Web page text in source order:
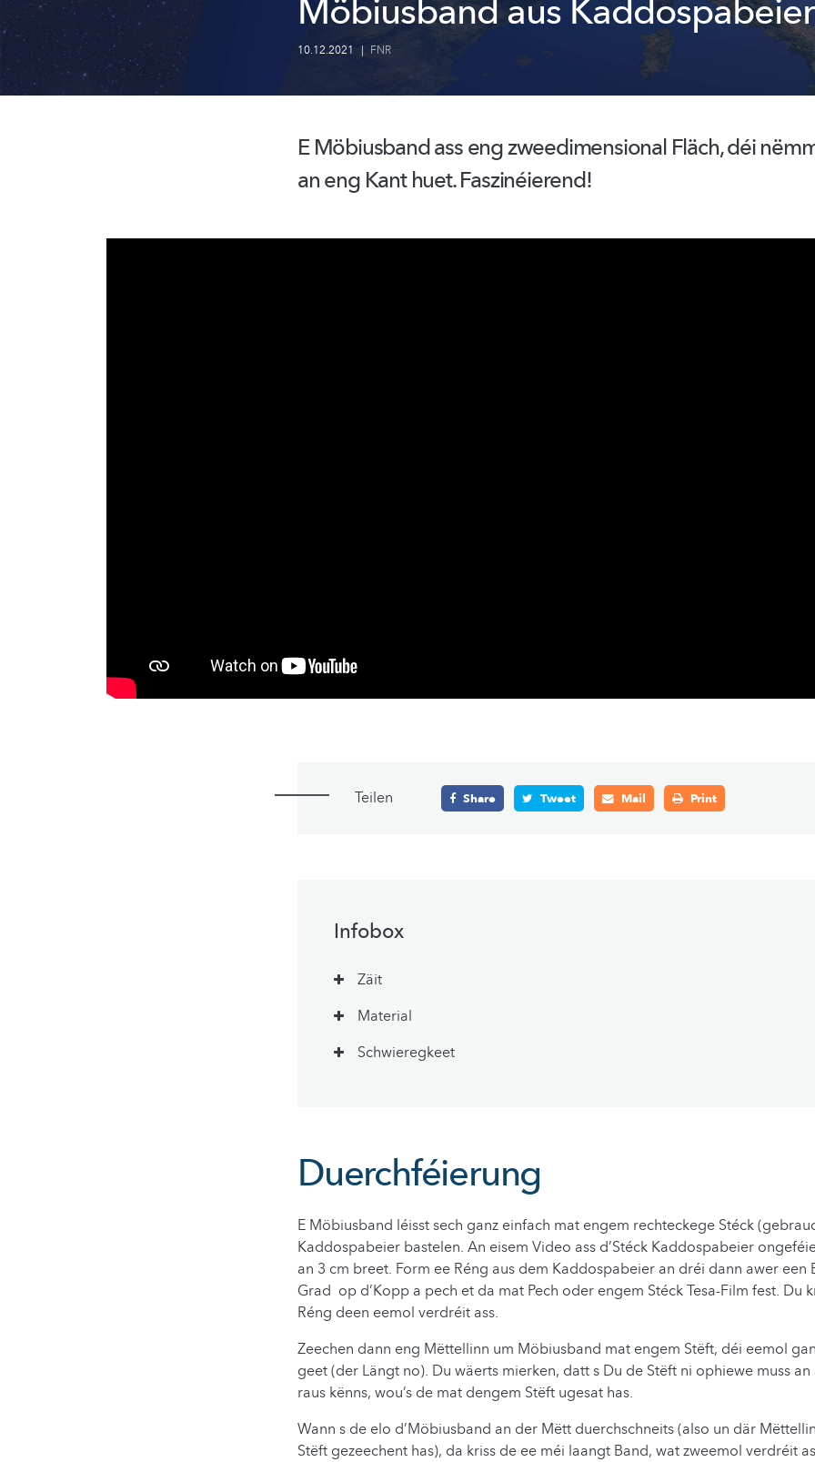
Möbiusband aus Kaddospabeier
10.12.2021 | FNR
E Möbiusband ass engzweedimensionalFläch, déi
an eng Kant huet.Faszinéierend!
Teilen Share Tweet Mail Print
Infobox
Zäit
Material
Schwieregkeet
Duerchféierung
E Möbiusband léisst sech ganz einfach mat engem rechteckege Stéck
Kaddospabeier bastelen. An eisem Video ass d’Stéck Kaddospabeier
an 3 cm breet. Form ee Réng aus dem Kaddospabeier an dréi dann awer een
Grad op d’Kopp a pech et da mat Pech oder engem Stéck Tesa-Film fest. Du
Réng deen eemol verdréit ass.
Zeechen dann eng Mëttellinn um Möbiusband mat engem Stëft, déi eemol
geet (der Längt no). Du wäerts mierken, datt s Du de Stëft ni ophiewe muss
raus kënns, wou’s de mat dengem Stëft ugesat has.
Wann s de elo d’Möbiusband an der Mëtt duerchschneits (also un där
Stëft gezeechent has), da kriss de ee méi laangt Band, wat zweemol verdréit